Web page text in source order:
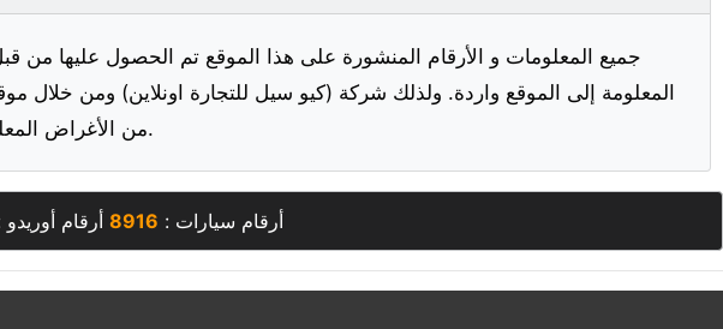
جميع المعلومات و الأرقام المنشورة على هذا الموقع تم الحصول عليها من
المعلومة إلى الموقع واردة. ولذلك شركة (كيو سيل للتجارة اونلاين) ومن خلال
من الأغراض المعلنة شخصيا والقيام بالفحص قبل الشراء.
أرقام سيارات : 8916 أرقام أوريدو